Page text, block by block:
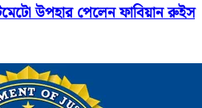
উপহার পেলেন ফাবিয়ান রুইস